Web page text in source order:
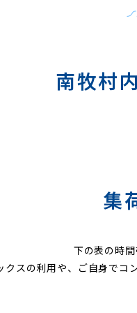
南牧村
集
下の表の時間
クスの利用や、ご自身でコ